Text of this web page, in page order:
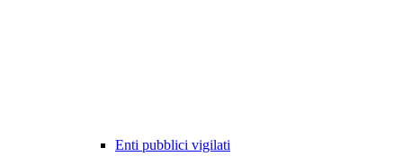
Enti pubblici vigilati